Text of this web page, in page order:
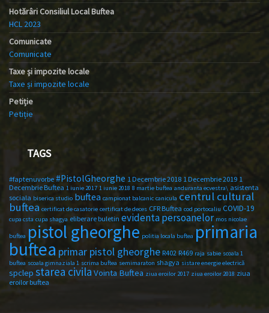
Hotărâri Consiliul Local Buftea
HCL 2023
Comunicate
Comunicate
Taxe și impozite locale
Taxe și impozite locale
Petiție
Petiție
TAGS
#faptenuvorbe #PistolGheorghe 1 Decembrie 2018 1 Decembrie 2019 1
Decembrie Buftea 1 iunie 2017 1 iunie 2018 8 martie buftea anduranta ecvestra\ asistenta
sociala biserica studio buftea campionat balcanic canicula centrul cultural
buftea certificat de casatorie certificat de deces CFR Buftea cod portocaliu COVID-19
cupa csta cupa shagya eliberare buletin evidenta persoanelor mos nicolae
buftea pistol gheorghe politia locala buftea primaria
buftea primar pistol gheorghe R402 R469 raja sabie scoala 1
buftea scoala gimnaziala 1 scrima buftea semimaraton shagya sistare energie electrică
spclep starea civila Vointa Buftea ziua eroilor 2017 ziua eroilor 2018 ziua
eroilor buftea